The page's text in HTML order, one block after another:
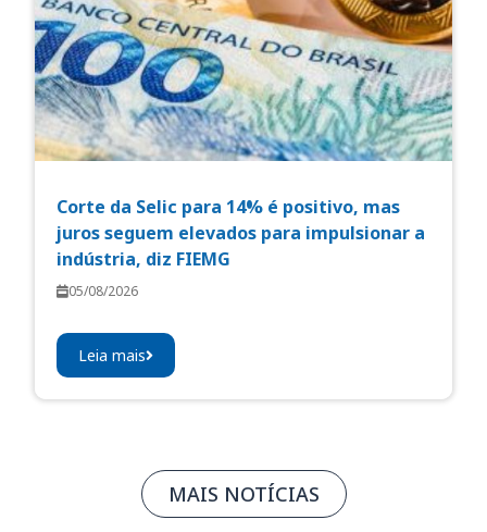
Corte da Selic para 14% é positivo, mas
juros seguem elevados para impulsionar a
indústria, diz FIEMG
05/08/2026
Leia mais
MAIS NOTÍCIAS